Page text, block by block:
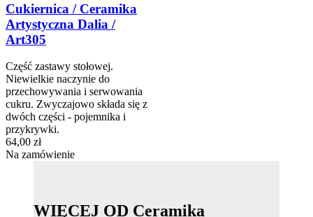
Cukiernica / Ceramika
Artystyczna Dalia /
Art305
Część zastawy stołowej.
Niewielkie naczynie do
przechowywania i serwowania
cukru. Zwyczajowo składa się z
dwóch części - pojemnika i
przykrywki.
64,00 zł
Na zamówienie
WIĘCEJ OD Ceramika